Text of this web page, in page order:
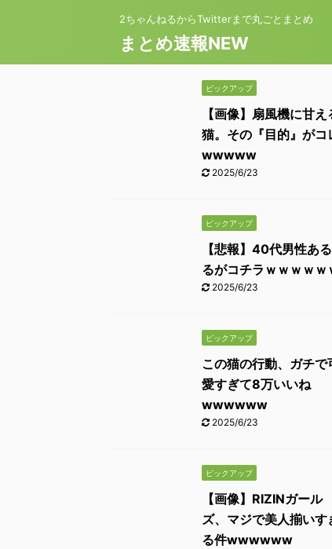
2ちゃんねるからTwitterまで丸ごとまとめ
まとめ速報NEW
ピックアップ
【画像】扇風機に甘え
猫。その『目的』がコ
wwwww
2025/6/23
ピックアップ
【悲報】40代男性あ
るがコチラｗｗｗｗｗ
2025/6/23
ピックアップ
この猫の行動、ガチで
愛すぎて8万いいね
wwwwww
2025/6/23
ピックアップ
【画像】RIZINガール
ズ、マジで美人揃いす
る件wwwwww